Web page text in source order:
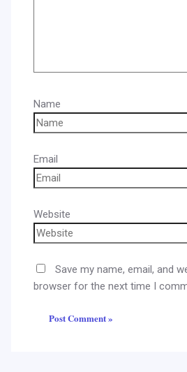
Name
Email
Website
Save my name, email, and
browser for the next time I